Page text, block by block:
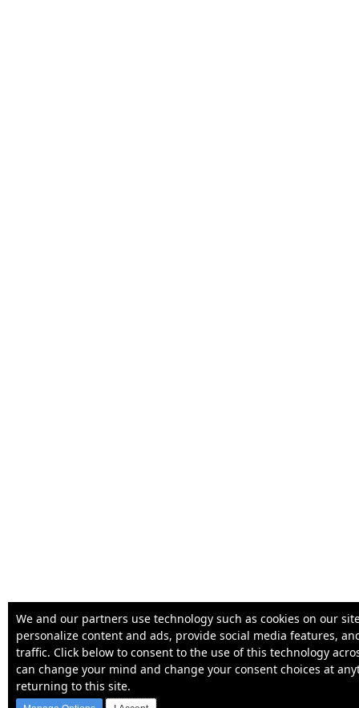
We and our partners use technology such as cookies on our
personalize content and ads, provide social media features,
traffic. Click below to consent to the use of this technology
can change your mind and change your consent choices at
returning to this site.